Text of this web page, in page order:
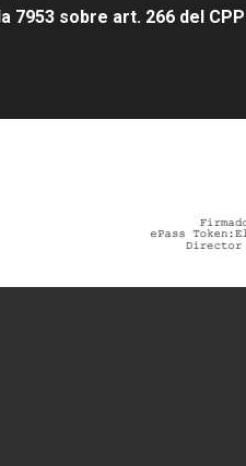
7953 sobre art. 266 del